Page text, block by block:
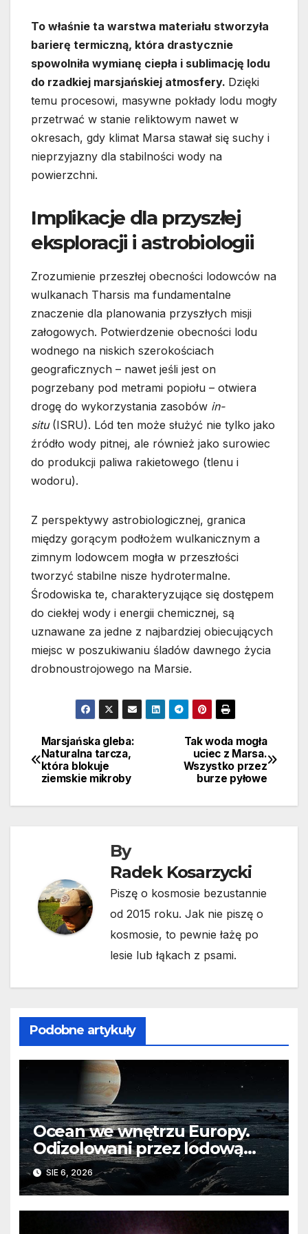
To właśnie ta warstwa materiału stworzyła
barierę termiczną, która drastycznie
spowolniła wymianę ciepła i sublimację lodu
do rzadkiej marsjańskiej atmosfery. Dzięki
temu procesowi, masywne pokłady lodu mogły
przetrwać w stanie reliktowym nawet w
okresach, gdy klimat Marsa stawał się suchy i
nieprzyjazny dla stabilności wody na
powierzchni.
Implikacje dla przyszłej
eksploracji i astrobiologii
Zrozumienie przeszłej obecności lodowców na
wulkanach Tharsis ma fundamentalne
znaczenie dla planowania przyszłych misji
załogowych. Potwierdzenie obecności lodu
wodnego na niskich szerokościach
geograficznych – nawet jeśli jest on
pogrzebany pod metrami popiołu – otwiera
drogę do wykorzystania zasobów in-
situ(ISRU). Lód ten może służyć nie tylko jako
źródło wody pitnej, ale również jako surowiec
do produkcji paliwa rakietowego (tlenu i
wodoru).
Z perspektywy astrobiologicznej, granica
między gorącym podłożem wulkanicznym a
zimnym lodowcem mogła w przeszłości
tworzyć stabilne nisze hydrotermalne.
Środowiska te, charakteryzujące się dostępem
do ciekłej wody i energii chemicznej, są
uznawane za jedne z najbardziej obiecujących
miejsc w poszukiwaniu śladów dawnego życia
drobnoustrojowego na Marsie.
Nawigacja
wpisu
Tak woda mogła
uciec z Marsa.
Wszystko przez
burze pyłowe
Marsjańska gleba:
Naturalna tarcza,
która blokuje
ziemskie mikroby
By
Radek Kosarzycki
Piszę o kosmosie bezustannie
od 2015 roku. Jak nie piszę o
kosmosie, to pewnie łażę po
lesie lub łąkach z psami.
Podobne artykuły
Ocean we wnętrzu Europy.
Odizolowani przez lodową
barierę
SIE 6, 2026